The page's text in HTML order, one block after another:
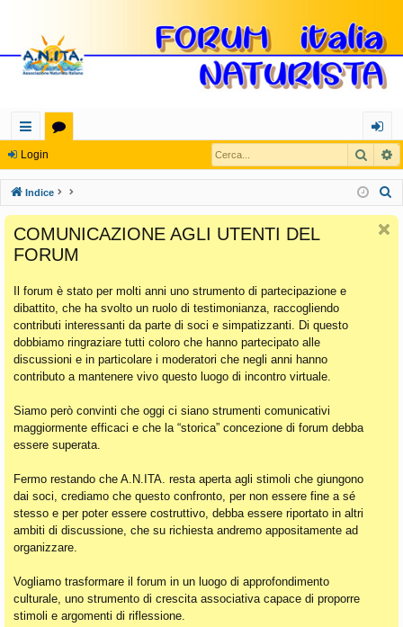
oll
eg
a
m
en
ti
Ra
pi
di
u
m
og
in
Login Cerca
Indice
COMUNICAZIONE AGLI UTENTI DEL
FORUM
Il forum è stato per molti anni uno strumento di partecipazione e
dibattito, che ha svolto un ruolo di testimonianza, raccogliendo
contributi interessanti da parte di soci e simpatizzanti. Di questo
dobbiamo ringraziare tutti coloro che hanno partecipato alle
discussioni e in particolare i moderatori che negli anni hanno
contributo a mantenere vivo questo luogo di incontro virtuale.
Siamo però convinti che oggi ci siano strumenti comunicativi
maggiormente efficaci e che la “storica” concezione di forum debba
essere superata.
Fermo restando che A.N.ITA. resta aperta agli stimoli che giungono
dai soci, crediamo che questo confronto, per non essere fine a sé
stesso e per poter essere costruttivo, debba essere riportato in altri
ambiti di discussione, che su richiesta andremo appositamente ad
organizzare.
Vogliamo trasformare il forum in un luogo di approfondimento
culturale, uno strumento di crescita associativa capace di proporre
stimoli e argomenti di riflessione.